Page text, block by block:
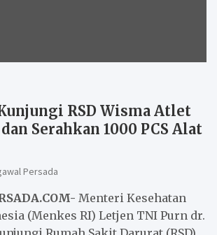
RSD Wisma Atlet
Serahkan 1000 PCS Alat
Persada
Menteri Kesehatan
(Menkes RI) Letjen TNI Purn dr.